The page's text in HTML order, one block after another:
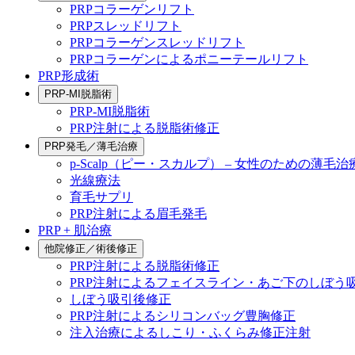
PRPコラーゲンリフト
PRPスレッドリフト
PRPコラーゲンスレッドリフト
PRPコラーゲンによるポニーテールリフト
PRP形成術
PRP-MI脱脂術
PRP-MI脱脂術
PRP注射による脱脂術修正
PRP発毛／薄毛治療
p-Scalp（ピー・スカルプ） – 女性のための薄毛治
光線療法
育毛サプリ
PRP注射による眉毛発毛
PRP + 肌治療
他院修正／術後修正
PRP注射による脱脂術修正
PRP注射によるフェイスライン・あご下のしぼう
しぼう吸引後修正
PRP注射によるシリコンバッグ豊胸修正
注入治療によるしこり・ふくらみ修正注射